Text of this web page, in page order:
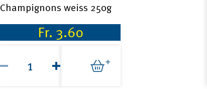
Champignons weiss 250g
Fr. 3.60
250g